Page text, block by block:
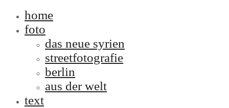
home
foto
das neue syrien
streetfotografie
berlin
aus der welt
text